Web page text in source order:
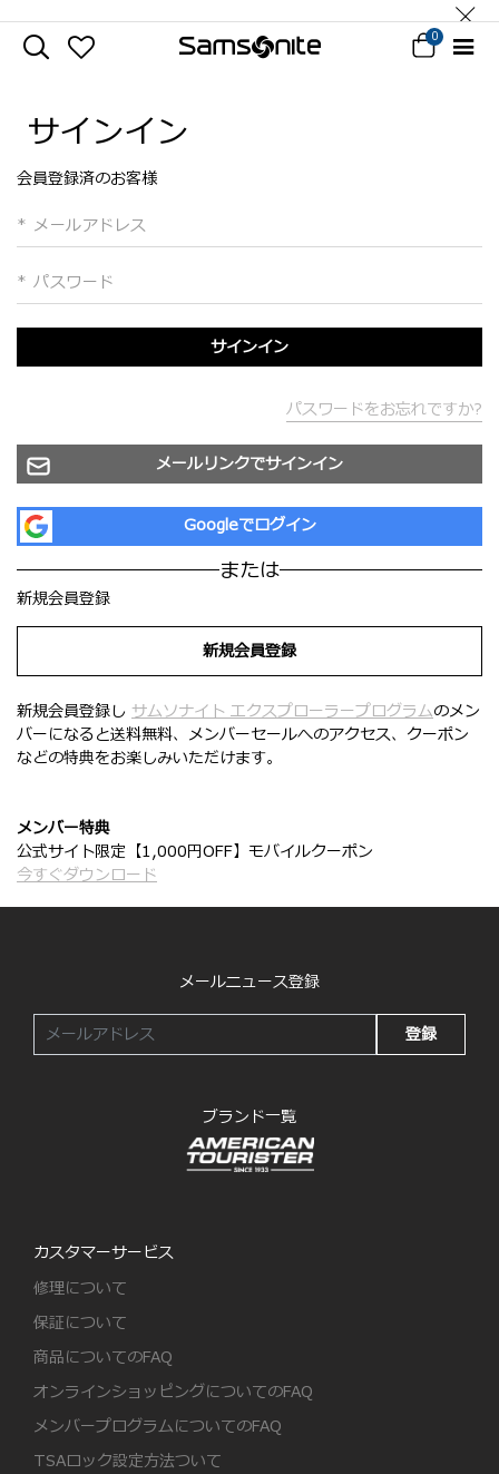
0
サインイン
会員登録済のお客様
メールアドレス
パスワード
サインイン
パスワードをお忘れですか?
メールリンクでサインイン
Googleでログイン
または
新規会員登録
新規会員登録
新規会員登録し サムソナイト エクスプローラープログラムのメン
バーになると送料無料、メンバーセールへのアクセス、クーポン
などの特典をお楽しみいただけます。
メンバー特典
公式サイト限定【1,000円OFF】モバイルクーポン
今すぐダウンロード
メールニュース登録
登録
ブランド一覧
カスタマーサービス
修理について
保証について
商品についてのFAQ
オンラインショッピングについてのFAQ
メンバープログラムについてのFAQ
TSAロック設定方法ついて